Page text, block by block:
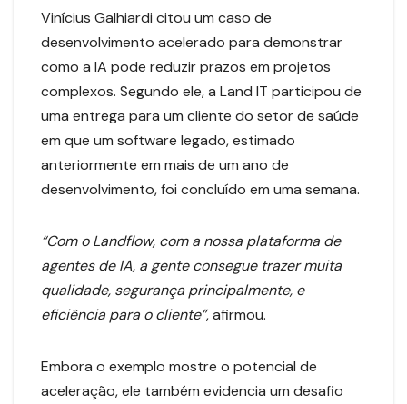
Vinícius Galhiardi citou um caso de
desenvolvimento acelerado para demonstrar
como a IA pode reduzir prazos em projetos
complexos. Segundo ele, a Land IT participou de
uma entrega para um cliente do setor de saúde
em que um software legado, estimado
anteriormente em mais de um ano de
desenvolvimento, foi concluído em uma semana.
“Com o Landflow, com a nossa plataforma de
agentes de IA, a gente consegue trazer muita
qualidade, segurança principalmente, e
eficiência para o cliente”, afirmou.
Embora o exemplo mostre o potencial de
aceleração, ele também evidencia um desafio